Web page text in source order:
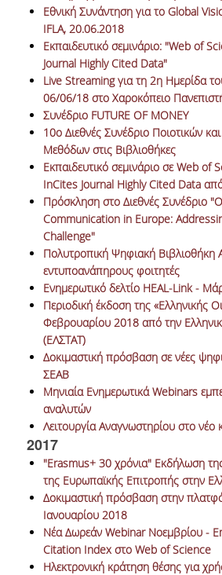
Εθνική Συνάντηση για το Global
IFLA, 20.06.2018
Εκπαιδευτικό σεμινάριο: "Web of
Journal Highly Cited Data"
Live Streaming για τη 2η Ημερίδα
06/06/18 στο Χαροκόπειο
Συνέδριο FUTURE OF MONEY
10ο Διεθνές Συνέδριο Ποιοτικών
Μεθόδων στις Βιβλιοθήκες
Εκπαιδευτικό σεμινάριο σε Web of
InCites Journal Highly Cited Data
Πρόσκληση στο Διεθνές Συνέδριο
Communication in Europe:
Challenge"
Πολυτροπική Ψηφιακή Βιβλιοθήκη
εντυποανάπηρους φοιτητές
Ενημερωτικό δελτίο HEAL-Link -
Περιοδική έκδοση της «Ελληνικής
Φεβρουαρίου 2018 από την
(ΕΛΣΤΑΤ)
Δοκιμαστική πρόσβαση σε νέες
ΣΕΑΒ
Μηνιαία Ενημερωτικά Webinars
αναλυτών
Λειτουργία Αναγνωστηρίου στο
2017
"Erasmus+ 30 χρόνια" Εκδήλωση
της Ευρωπαϊκής Επιτροπής στην
Δοκιμαστική πρόσβαση στην
Ιανουαρίου 2018
Νέα Δωρεάν Webinar Νοεμβρίου -
Citation Index στο Web of Science
Ηλεκτρονική κράτηση θέσης για